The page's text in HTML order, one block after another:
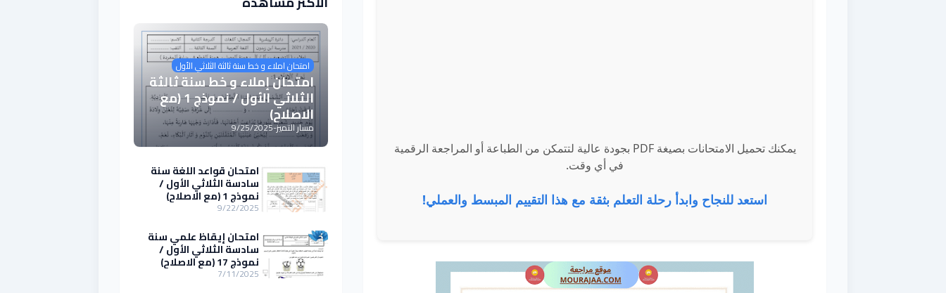
يمكنك تحميل الامتحانات بصيغة PDF بجودة عالية لتتمكن من الطباعة أو المراجعة الرقمية
في أي وقت.
استعد للنجاح وابدأ رحلة التعلم بثقة مع هذا التقييم المبسط والعملي!
امتحان املاء و خط سنة ثالثة الثلاثي الأول
امتحان إملاء و خط سنة ثالثة
الثلاثي الأول / نموذج 1 (مع
الاصلاح)
مسار التميز-
9/25/2025
امتحان قواعد اللغة سنة
سادسة الثلاثي الأول /
نموذج 1 (مع الاصلاح)
9/22/2025
امتحان إيقاظ علمي سنة
سادسة الثلاثي الأول /
نموذج 17 (مع الاصلاح)
7/11/2025